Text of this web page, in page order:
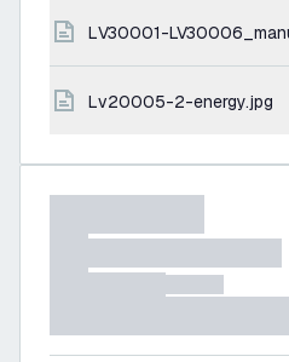
LV30001-
lv20005-2-energy.jpg